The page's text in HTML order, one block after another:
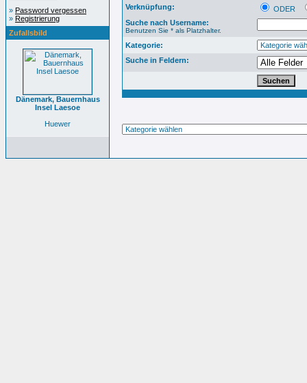
» Password vergessen
» Registrierung
Zufallsbild
Dänemark, Bauernhaus
Insel Laesoe
Huewer
Verknüpfung:
ODER
Suche nach Username:
Benutzen Sie * als Platzhalter.
Kategorie:
Suche in Feldern: